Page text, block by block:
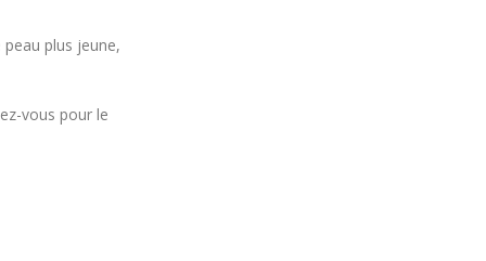
plus jeune,
vous pour le